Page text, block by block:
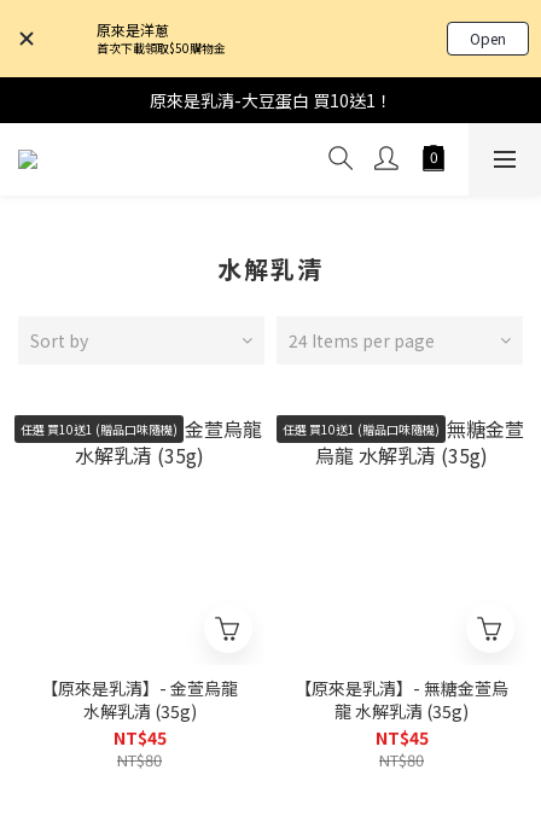
原來是洋蔥
首次下載領取$50購物金 Open
原來是乳清-大豆蛋白 買10送1！
水解乳清
Sort by 24 Items per page
任選 買10送1 (贈品口味隨機)
【原來是乳清】- 金萱烏龍
水解乳清 (35g)
NT$45
NT$80
任選 買10送1 (贈品口味隨機)
【原來是乳清】- 無糖金萱烏
龍 水解乳清 (35g)
NT$45
NT$80